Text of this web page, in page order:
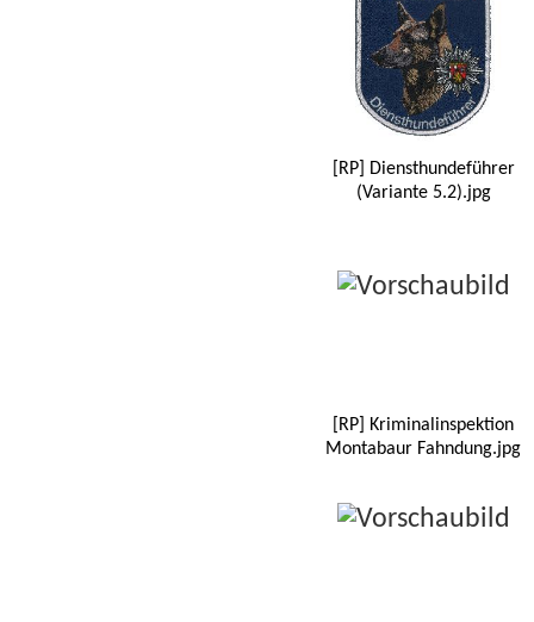
[RP] Diensthundeführer
(Variante 5.2).jpg
[RP] Kriminalinspektion
Montabaur Fahndung.jpg